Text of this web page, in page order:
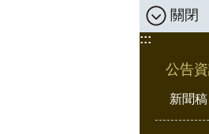
關閉
:::
公告
新聞稿